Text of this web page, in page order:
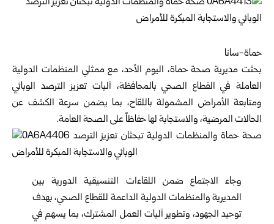
حماة-سانا
بحثت مديرية صحة حماة، اليوم الأحد، مع ممثلي المنظمات الدولية
العاملة في القطاع الصحي بالمحافظة، آليات تعزيز الترصد الوبائي
ومتابعة الأمراض المشمولة باللقاح، بما يضمن سرعة الكشف عن
الحالات المرضية، والاستجابة لها حفاظاً على الصحة العامة.
وجاء الاجتماع ضمن اللقاءات التنسيقية الدورية بين
المديرية والمنظمات الدولية الداعمة للقطاع الصحي، بهدف
توحيد الجهود، وتطوير آليات العمل المشترك، بما يسهم في